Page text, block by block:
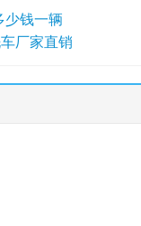
少钱一辆
厂家直销